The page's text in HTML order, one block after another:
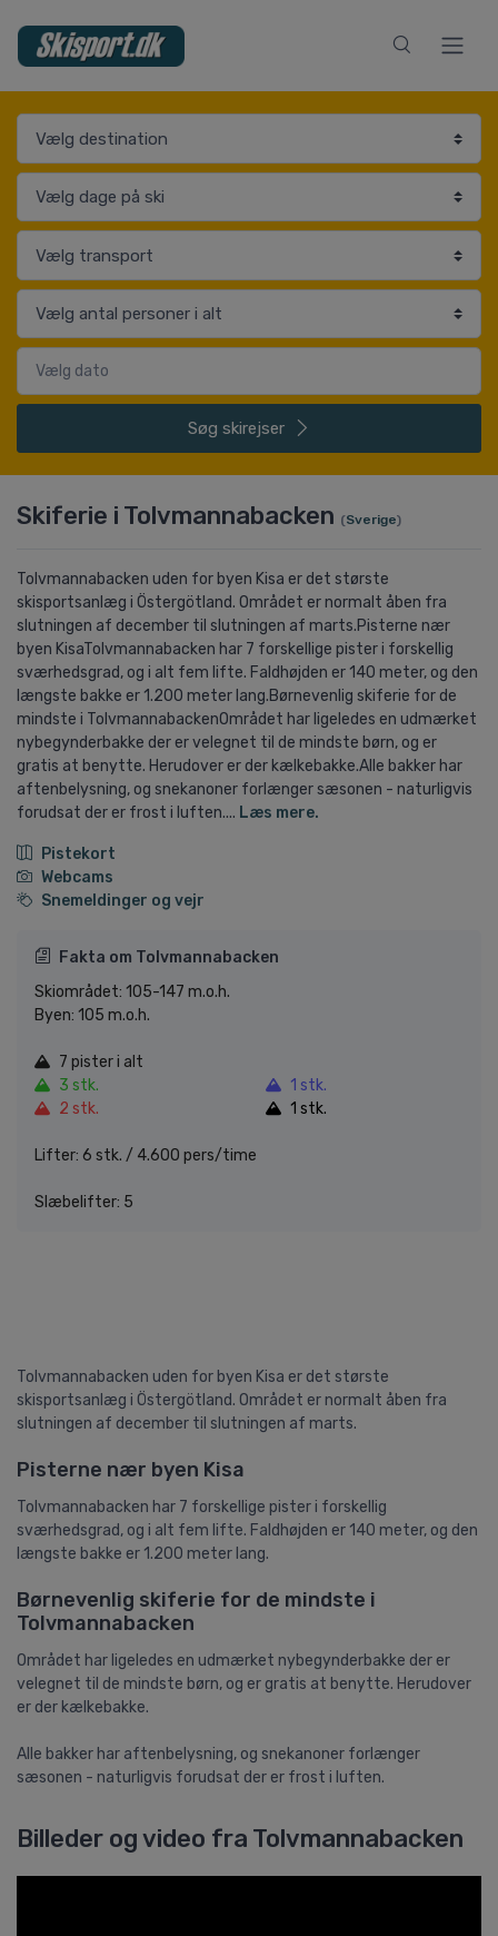
Søg skirejser
Skiferie i Tolvmannabacken (Sverige)
Tolvmannabacken uden for byen Kisa er det største
skisportsanlæg i Östergötland. Området er normalt åben fra
slutningen af december til slutningen af marts.Pisterne nær
byen KisaTolvmannabacken har 7 forskellige pister i forskellig
sværhedsgrad, og i alt fem lifte. Faldhøjden er 140 meter, og den
længste bakke er 1.200 meter lang.Børnevenlig skiferie for de
mindste i TolvmannabackenOmrådet har ligeledes en udmærket
nybegynderbakke der er velegnet til de mindste børn, og er
gratis at benytte. Herudover er der kælkebakke.Alle bakker har
aftenbelysning, og snekanoner forlænger sæsonen - naturligvis
forudsat der er frost i luften.... Læs mere.
Pistekort
Webcams
Snemeldinger og vejr
Fakta om Tolvmannabacken
Skiområdet: 105-147 m.o.h.
Byen: 105 m.o.h.
7 pister i alt
3 stk.
1 stk.
2 stk.
1 stk.
Lifter: 6 stk. / 4.600 pers/time
Slæbelifter: 5
Tolvmannabacken uden for byen Kisa er det største
skisportsanlæg i Östergötland. Området er normalt åben fra
slutningen af december til slutningen af marts.
Pisterne nær byen Kisa
Tolvmannabacken har 7 forskellige pister i forskellig
sværhedsgrad, og i alt fem lifte. Faldhøjden er 140 meter, og den
længste bakke er 1.200 meter lang.
Børnevenlig skiferie for de mindste i
Tolvmannabacken
Området har ligeledes en udmærket nybegynderbakke der er
velegnet til de mindste børn, og er gratis at benytte. Herudover
er der kælkebakke.
Alle bakker har aftenbelysning, og snekanoner forlænger
sæsonen - naturligvis forudsat der er frost i luften.
Billeder og video fra Tolvmannabacken